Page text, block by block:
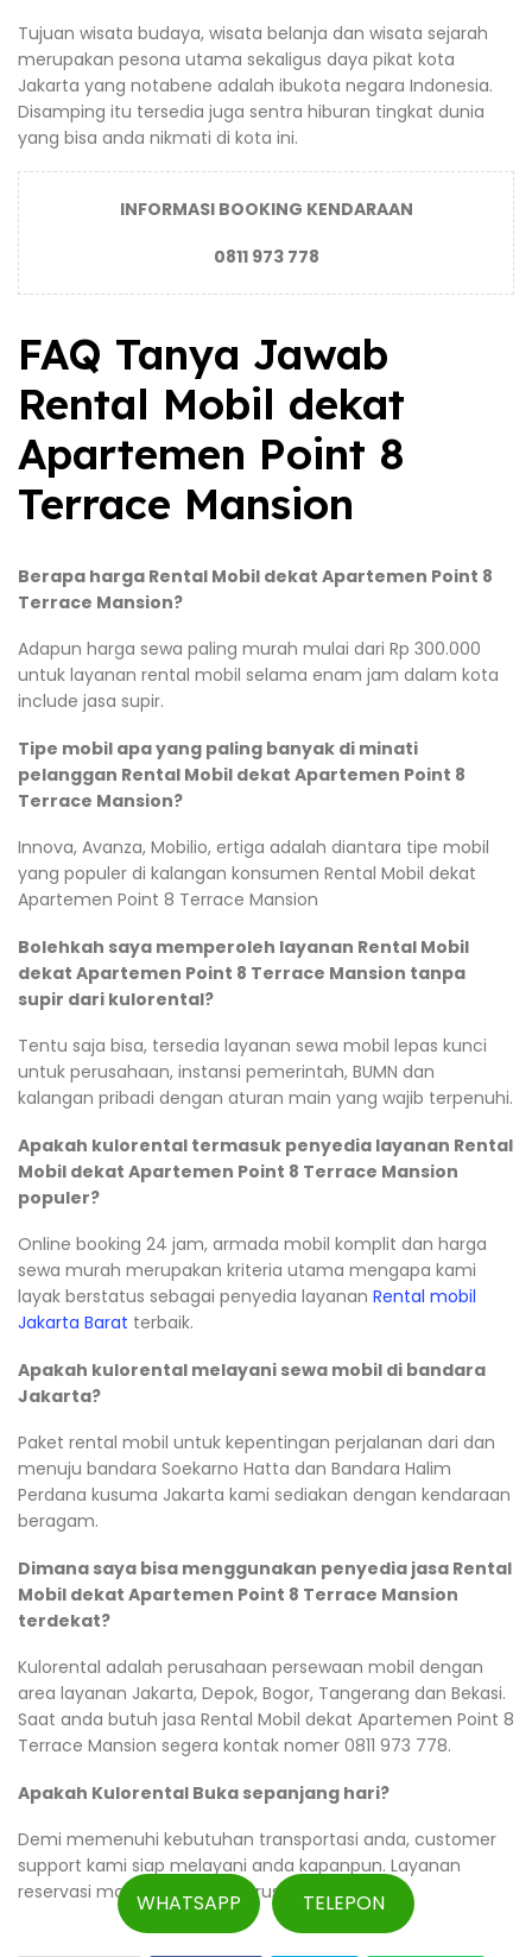
Tujuan wisata budaya, wisata belanja dan wisata sejarah
merupakan pesona utama sekaligus daya pikat kota
Jakarta yang notabene adalah ibukota negara Indonesia.
Disamping itu tersedia juga sentra hiburan tingkat dunia
yang bisa anda nikmati di kota ini.
INFORMASI BOOKING KENDARAAN
0811 973 778
FAQ Tanya Jawab
Rental Mobil dekat
Apartemen Point 8
Terrace Mansion
Berapa harga Rental Mobil dekat Apartemen Point 8
Terrace Mansion?
Adapun harga sewa paling murah mulai dari Rp 300.000
untuk layanan rental mobil selama enam jam dalam kota
include jasa supir.
Tipe mobil apa yang paling banyak di minati
pelanggan Rental Mobil dekat Apartemen Point 8
Terrace Mansion?
Innova, Avanza, Mobilio, ertiga adalah diantara tipe mobil
yang populer di kalangan konsumen Rental Mobil dekat
Apartemen Point 8 Terrace Mansion
Bolehkah saya memperoleh layanan Rental Mobil
dekat Apartemen Point 8 Terrace Mansion tanpa
supir dari kulorental?
Tentu saja bisa, tersedia layanan sewa mobil lepas kunci
untuk perusahaan, instansi pemerintah, BUMN dan
kalangan pribadi dengan aturan main yang wajib terpenuhi.
Apakah kulorental termasuk penyedia layanan Rental
Mobil dekat Apartemen Point 8 Terrace Mansion
populer?
Online booking 24 jam, armada mobil komplit dan harga
sewa murah merupakan kriteria utama mengapa kami
layak berstatus sebagai penyedia layanan Rental mobil
Jakarta Barat terbaik.
Apakah kulorental melayani sewa mobil di bandara
Jakarta?
Paket rental mobil untuk kepentingan perjalanan dari dan
menuju bandara Soekarno Hatta dan Bandara Halim
Perdana kusuma Jakarta kami sediakan dengan kendaraan
beragam.
Dimana saya bisa menggunakan penyedia jasa Rental
Mobil dekat Apartemen Point 8 Terrace Mansion
terdekat?
Kulorental adalah perusahaan persewaan mobil dengan
area layanan Jakarta, Depok, Bogor, Tangerang dan Bekasi.
Saat anda butuh jasa Rental Mobil dekat Apartemen Point 8
Terrace Mansion segera kontak nomer 0811 973 778.
Apakah Kulorental Buka sepanjang hari?
Demi memenuhi kebutuhan transportasi anda, customer
support kami siap melayani anda kapanpun. Layanan
reservasi mobil kami buka terus menerus.
WHATSAPP TELEPON